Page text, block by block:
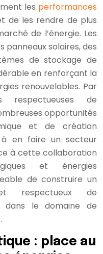
les performances
de les rendre de plus
de l’énergie. Les
panneaux solaires, des
de stockage de
en renforçant la
renouvelables. Par
respectueuses de
opportunités
et de création
à en faire un secteur
à cette collaboration
et énergies
de construire un
respectueux de
dans le domaine de
.
: place au